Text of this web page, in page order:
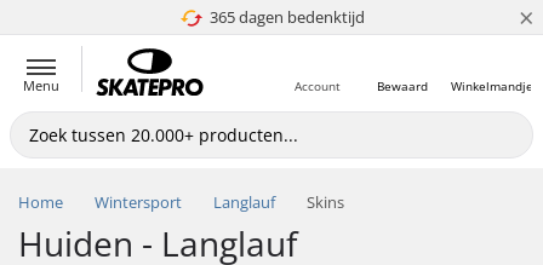
365 dagen bedenktijd
4.8 van 5 ×
Menu Winkelmandje
Bewaard
Account
Home Wintersport Langlauf Skins
Huiden - Langlauf